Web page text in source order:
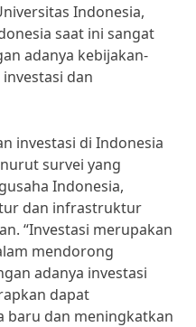
Indonesia,
saat ini sangat
adanya kebijakan-
dan
investasi di Indonesia
survei yang
Indonesia,
dan infrastruktur
“Investasi merupakan
mendorong
adanya investasi
dapat
baru dan meningkatkan